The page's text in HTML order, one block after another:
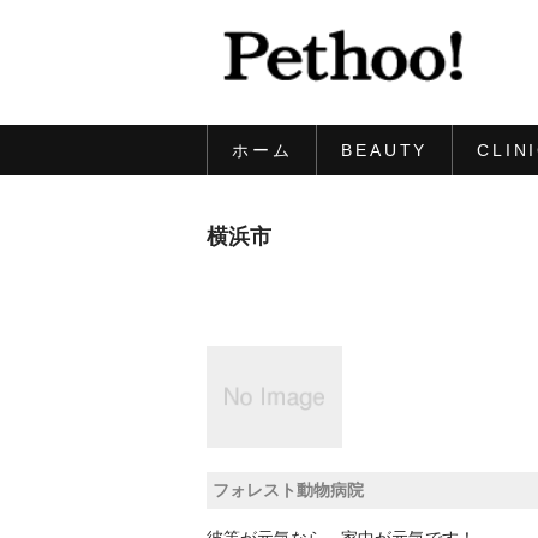
ホーム BEAUTY
横浜市
フォレスト動物病院